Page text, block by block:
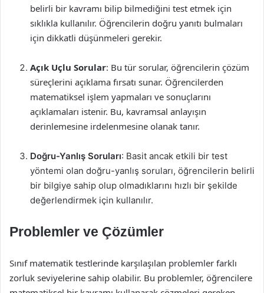
belirli bir kavramı bilip bilmediğini test etmek için
sıklıkla kullanılır. Öğrencilerin doğru yanıtı bulmaları
için dikkatli düşünmeleri gerekir.
Açık Uçlu Sorular: Bu tür sorular, öğrencilerin çözüm
süreçlerini açıklama fırsatı sunar. Öğrencilerden
matematiksel işlem yapmaları ve sonuçlarını
açıklamaları istenir. Bu, kavramsal anlayışın
derinlemesine irdelenmesine olanak tanır.
Doğru-Yanlış Soruları: Basit ancak etkili bir test
yöntemi olan doğru-yanlış soruları, öğrencilerin belirli
bir bilgiye sahip olup olmadıklarını hızlı bir şekilde
değerlendirmek için kullanılır.
Problemler ve Çözümler
Sınıf matematik testlerinde karşılaşılan problemler farklı
zorluk seviyelerine sahip olabilir. Bu problemler, öğrencilere